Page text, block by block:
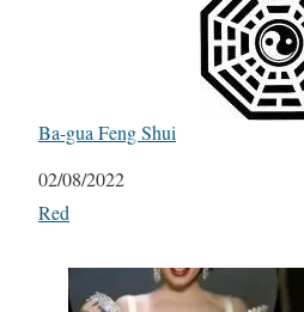
Ba-gua Feng Shui
Fecha
02/08/2022
Respecto a
Red